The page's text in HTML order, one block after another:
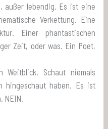
außer lebendig. Es ist eine
Verkettung. Eine
Einer phantastischen
Zeit, oder was. Ein Poet,
Weitblick. Schaut niemals
hingeschaut haben. Es ist
NEIN.